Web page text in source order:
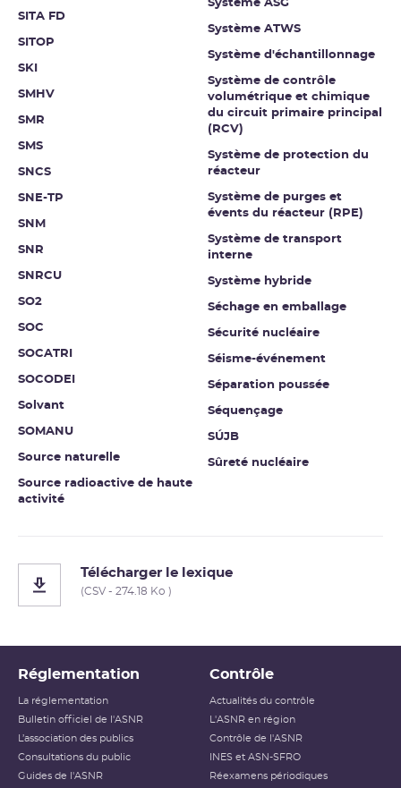
SITA FD
SITOP
SKI
SMHV
SMR
SMS
SNCS
SNE-TP
SNM
SNR
SNRCU
SO2
SOC
SOCATRI
SOCODEI
Solvant
SOMANU
Source naturelle
Source radioactive de haute
activité
Système ASG
Système ATWS
Système d'échantillonnage
Système de contrôle
volumétrique et chimique
du circuit primaire principal
(RCV)
Système de protection du
réacteur
Système de purges et
évents du réacteur (RPE)
Système de transport
interne
Système hybride
Séchage en emballage
Sécurité nucléaire
Séisme-événement
Séparation poussée
Séquençage
SÚJB
Sûreté nucléaire
Télécharger le lexique
(CSV - 274.18 Ko )
Réglementation
La réglementation
Bulletin officiel de l'ASNR
L’association des publics
Consultations du public
Guides de l'ASNR
Contrôle
Actualités du contrôle
L'ASNR en région
Contrôle de l'ASNR
INES et ASN-SFRO
Réexamens périodiques